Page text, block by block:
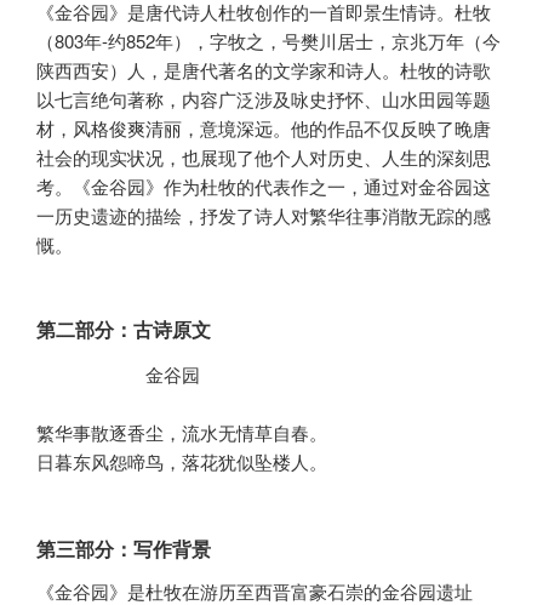
《金谷园》是唐代诗人杜牧创作的一首即景生情诗。杜牧
（803年-约852年），字牧之，号樊川居士，京兆万年（今
陕西西安）人，是唐代著名的文学家和诗人。杜牧的诗歌
以七言绝句著称，内容广泛涉及咏史抒怀、山水田园等题
材，风格俊爽清丽，意境深远。他的作品不仅反映了晚唐
社会的现实状况，也展现了他个人对历史、人生的深刻思
考。《金谷园》作为杜牧的代表作之一，通过对金谷园这
一历史遗迹的描绘，抒发了诗人对繁华往事消散无踪的感
慨。
第二部分：古诗原文
繁华事散逐香尘，流水无情草自春。
日暮东风怨啼鸟，落花犹似坠楼人。
第三部分：写作背景
《金谷园》是杜牧在游历至西晋富豪石崇的金谷园遗址